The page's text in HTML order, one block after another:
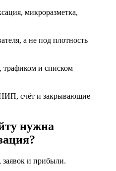
микроразметка,
а не под плотность
и списком
счёт и закрывающие
нужна
и прибыли.